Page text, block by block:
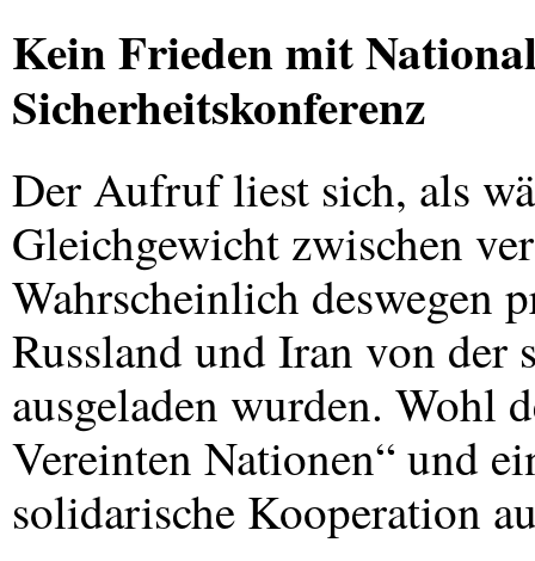
Kein Frieden mit
Sicherheitskonferenz
Der Aufruf liest sich, als
Gleichgewicht zwischen
Wahrscheinlich deswegen
Russland und Iran von der
ausgeladen wurden. Wohl
Vereinten Nationen“ und
solidarische Kooperation